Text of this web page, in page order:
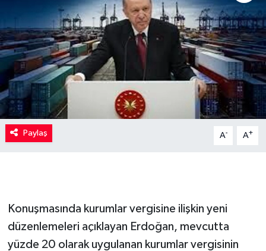
Paylaş A- A+
Konuşmasında kurumlar vergisine ilişkin yeni
düzenlemeleri açıklayan Erdoğan, mevcutta
yüzde 20 olarak uygulanan kurumlar vergisinin